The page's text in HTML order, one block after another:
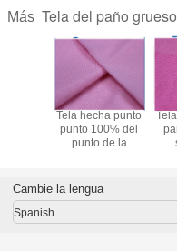
Más Tela del paño
relieve
Tela hecha punto
punto 100% del
punto de la
servicio del OEM
de los deportes
Cambie la lengua
Spanish